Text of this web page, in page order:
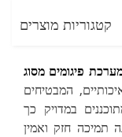
קטגוריות מוצרים
המבטיחים
במדויק כך
תמיכה חזק ואמין